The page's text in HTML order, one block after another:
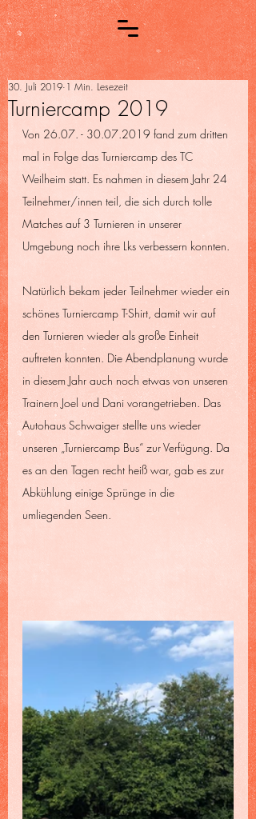
Turniercamp 2019
30. Juli 2019 1 Min. Lesezeit
Von 26.07. - 30.07.2019 fand zum dritten
mal in Folge das Turniercamp des TC
Weilheim statt. Es nahmen in diesem Jahr 24
Teilnehmer/innen teil, die sich durch tolle
Matches auf 3 Turnieren in unserer
Umgebung noch ihre Lks verbessern konnten.
Natürlich bekam jeder Teilnehmer wieder ein
schönes Turniercamp T-Shirt, damit wir auf
den Turnieren wieder als große Einheit
auftreten konnten. Die Abendplanung wurde
in diesem Jahr auch noch etwas von unseren
Trainern Joel und Dani vorangetrieben. Das
Autohaus Schwaiger stellte uns wieder
unseren „Turniercamp Bus“ zur Verfügung. Da
es an den Tagen recht heiß war, gab es zur
Abkühlung einige Sprünge in die
umliegenden Seen.